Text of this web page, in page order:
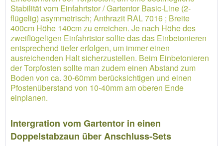
Stabilität vom Einfahrtstor / Gartentor Basic-Line (2-
flügelig) asymmetrisch; Anthrazit RAL 7016 ; Breite
400cm Höhe 140cm zu erreichen. Je nach Höhe des
zweiflügeligen Einfahrtstor sollte das das Einbetonieren
entsprechend tiefer erfolgen, um immer einen
ausreichenden Halt sicherzustellen. Beim Einbetonieren
der Torpfosten sollte man zudem einen Abstand zum
Boden von ca. 30-60mm berücksichtigen und einen
Pfostenüberstand von 10-40mm am oberen Ende
einplanen.
Intergration vom Gartentor in einen
Doppelstabzaun über Anschluss-Sets